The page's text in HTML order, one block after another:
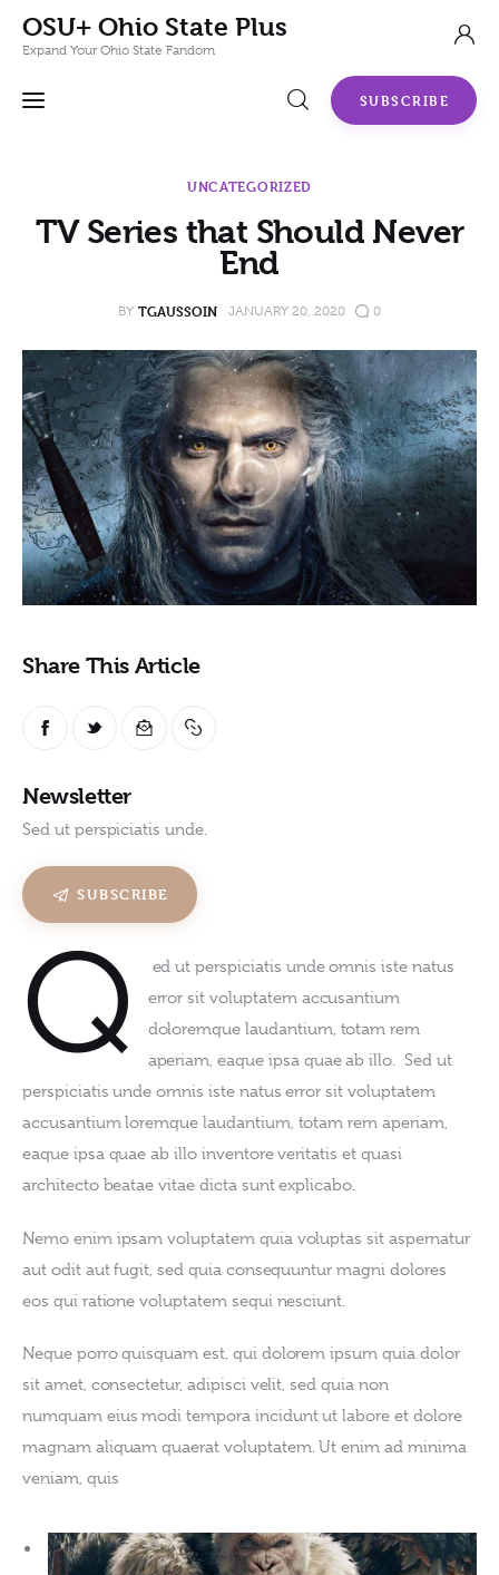
OSU+ Ohio State Plus
Expand Your Ohio State Fandom
SUBSCRIBE
UNCATEGORIZED
TV Series that Should Never
End
BY TGAUSSOIN JANUARY 20, 2020 0
Share This Article
Newsletter
Sed ut perspiciatis unde.
SUBSCRIBE
Q
ed ut perspiciatis unde omnis iste natus
error sit voluptatem accusantium
doloremque laudantium, totam rem
aperiam, eaque ipsa quae ab illo.  Sed ut
perspiciatis unde omnis iste natus error sit voluptatem
accusantium loremque laudantium, totam rem aperiam,
eaque ipsa quae ab illo inventore veritatis et quasi
architecto beatae vitae dicta sunt explicabo.
Nemo enim ipsam voluptatem quia voluptas sit aspernatur
aut odit aut fugit, sed quia consequuntur magni dolores
eos qui ratione voluptatem sequi nesciunt.
Neque porro quisquam est, qui dolorem ipsum quia dolor
sit amet, consectetur, adipisci velit, sed quia non
numquam eius modi tempora incidunt ut labore et dolore
magnam aliquam quaerat voluptatem. Ut enim ad minima
veniam, quis